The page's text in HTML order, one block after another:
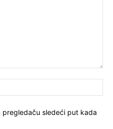
pregledaču sledeći put kada